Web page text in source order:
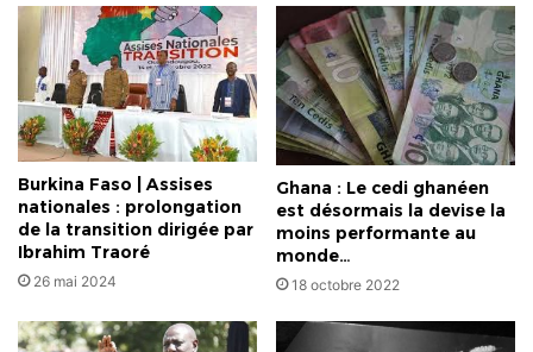
Burkina Faso | Assises
nationales : prolongation
de la transition dirigée par
Ibrahim Traoré
26 mai 2024
Ghana : Le cedi ghanéen
est désormais la devise la
moins performante au
monde…
18 octobre 2022